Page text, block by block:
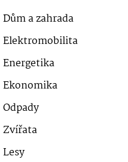
Dům a zahrada
Elektromobilita
Energetika
Ekonomika
Odpady
Zvířata
Lesy